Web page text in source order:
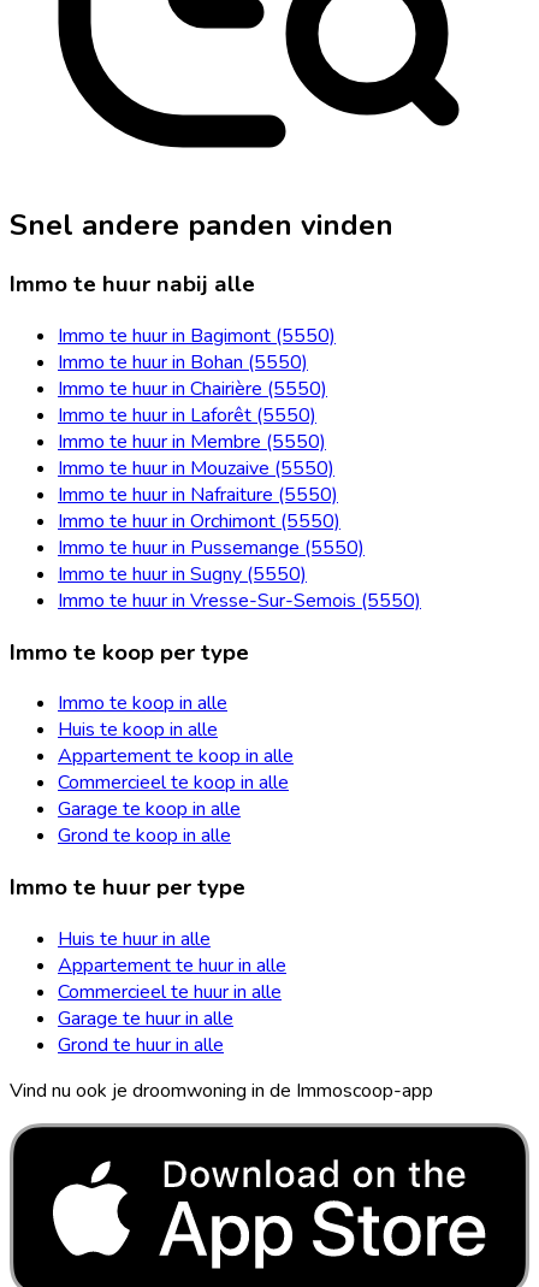
Snel andere panden vinden
Immo te huur nabij alle
Immo te huur in Bagimont (5550)
Immo te huur in Bohan (5550)
Immo te huur in Chairière (5550)
Immo te huur in Laforêt (5550)
Immo te huur in Membre (5550)
Immo te huur in Mouzaive (5550)
Immo te huur in Nafraiture (5550)
Immo te huur in Orchimont (5550)
Immo te huur in Pussemange (5550)
Immo te huur in Sugny (5550)
Immo te huur in Vresse-Sur-Semois (5550)
Immo te koop per type
Immo te koop in alle
Huis te koop in alle
Appartement te koop in alle
Commercieel te koop in alle
Garage te koop in alle
Grond te koop in alle
Immo te huur per type
Huis te huur in alle
Appartement te huur in alle
Commercieel te huur in alle
Garage te huur in alle
Grond te huur in alle
Vind nu ook je droomwoning in de Immoscoop-app